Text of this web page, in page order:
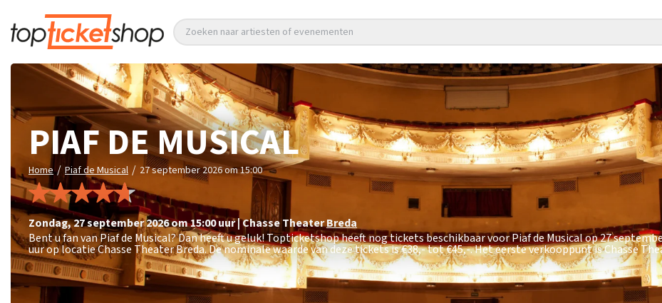
Zoeken naar artiesten of evenementen
PIAF DE MUSICAL
Home / Piaf de Musical / 27 september 2026 om 15:00
zondag,27 september 2026 om 15:00uur|Chasse TheaterBreda
Bent u fan van Piaf de Musical? Dan heeft u geluk! Topticketshop heeft nog tickets beschikbaar voor Piaf de Musical op 27
uur op locatie Chasse Theater Breda. De nominale waarde van deze tickets is€38,- tot €45,-. Het eerste verkooppunt is Chasse